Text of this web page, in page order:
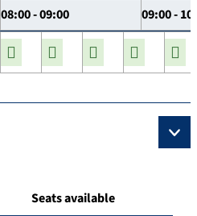
08:00 - 09:00 09:00 -
Seats available